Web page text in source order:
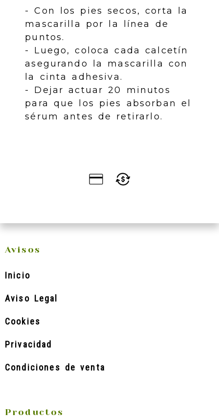
- Con los pies secos, corta la
mascarilla por la línea de
puntos.
- Luego, coloca cada calcetín
asegurando la mascarilla con
la cinta adhesiva.
- Dejar actuar 20 minutos
para que los pies absorban el
sérum antes de retirarlo.
Avisos
Inicio
Aviso Legal
Cookies
Privacidad
Condiciones de venta
Productos